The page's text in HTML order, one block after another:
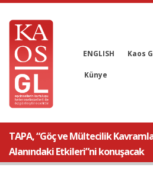
ENGLISH Kaos
Künye
TAPA, “Göç ve Mültecilik
Alanındaki Etkileri”ni konuşacak